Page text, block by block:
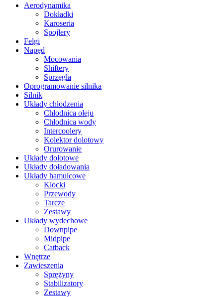
Aerodynamika
Dokładki
Karoseria
Spojlery
Felgi
Napęd
Mocowania
Shiftery
Sprzęgła
Oprogramowanie silnika
Silnik
Układy chłodzenia
Chłodnica oleju
Chłodnica wody
Intercoolery
Kolektor dolotowy
Orurowanie
Układy dolotowe
Układy doładowania
Układy hamulcowe
Klocki
Przewody
Tarcze
Zestawy
Układy wydechowe
Downpipe
Midpipe
Catback
Wnętrze
Zawieszenia
Sprężyny
Stabilizatory
Zestawy